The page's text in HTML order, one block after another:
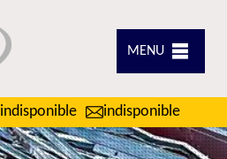
MENU
indisponible indisponible